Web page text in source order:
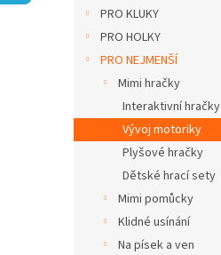
PRO KLUKY
PRO HOLKY
PRO NEJMENŠÍ
Mimi hračky
Interaktivní hračky
Vývoj motoriky
Plyšové hračky
Dětské hrací sety
Mimi pomůcky
Klidné usínání
Na písek a ven